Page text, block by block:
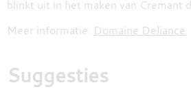
blinkt uit in het maken van Cremant
Meer informatie: Domaine Deliance
Suggesties